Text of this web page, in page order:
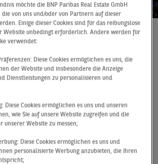
Cockpit
eines Stores in einer Top-Lage
aber sind sich nicht sicher für welche
möchte die BNP Paribas Real Estate GmbH
die von uns und/oder von Partnern auf dieser
Einige dieser Cookies sind für das reibungslose
Website unbedingt erforderlich. Andere werden für
verwendet:
Diese Cookies ermöglichen es uns, die
der Website und insbesondere die Anzeige
Dienstleistungen zu personalisieren und
Diese Cookies ermöglichen es uns und unseren
wie Sie auf unsere Website zugreifen und die
unserer Website zu messen;
Diese Cookies ermöglichen es uns und
personalisierte Werbung anzubieten, die Ihren